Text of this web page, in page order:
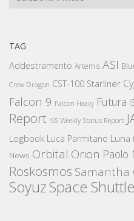
TAG
Addestramento Artemis ASI
Crew Dragon CST-100 Starliner
Falcon 9 Falcon Heavy Futura
Report ISS Weekly Status Report
Logbook Luca Parmitano Luna
News Orbital Orion Paolo
Roskosmos Samantha
SoyuzSpace Shuttle